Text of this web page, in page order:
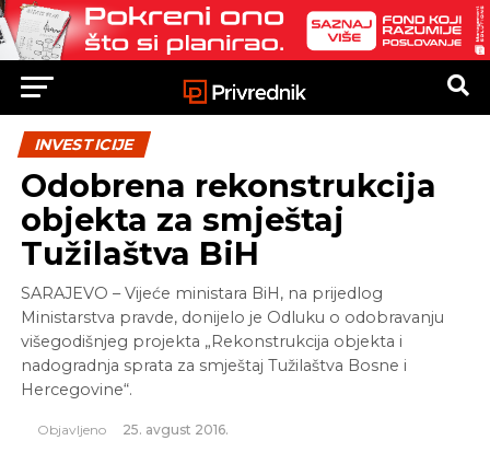
INVESTICIJE
Odobrena rekonstrukcija
objekta za smještaj
Tužilaštva BiH
SARAJEVO – Vijeće ministara BiH, na prijedlog
Ministarstva pravde, donijelo je Odluku o odobravanju
višegodišnjeg projekta „Rekonstrukcija objekta i
nadogradnja sprata za smještaj Tužilaštva Bosne i
Hercegovine“.
Objavljeno 25. avgust 2016.